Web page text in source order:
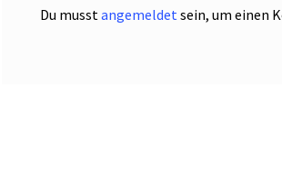
Du musst angemeldet sein, um einen